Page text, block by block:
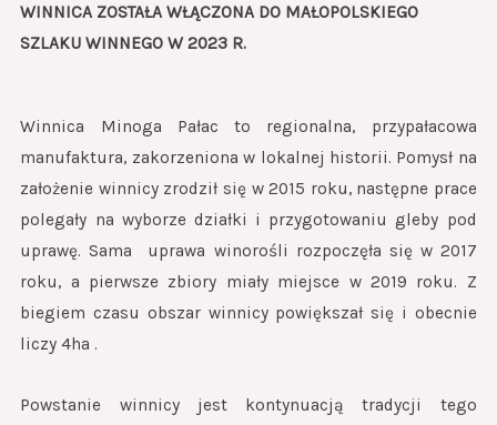
WINNICA ZOSTAŁA WŁĄCZONA DO MAŁOPOLSKIEGO
SZLAKU WINNEGO W 2023 R.
Winnica Minoga Pałac to regionalna, przypałacowa
manufaktura, zakorzeniona w lokalnej historii. Pomysł na
założenie winnicy zrodził się w 2015 roku, następne prace
polegały na wyborze działki i przygotowaniu gleby pod
uprawę. Sama uprawa winorośli rozpoczęła się w 2017
roku, a pierwsze zbiory miały miejsce w 2019 roku. Z
biegiem czasu obszar winnicy powiększał się i obecnie
liczy 4ha .
Powstanie winnicy jest kontynuacją tradycji tego